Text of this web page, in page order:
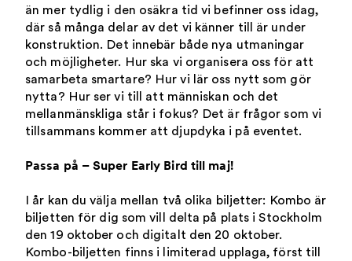
än mer tydlig i den osäkra tid vi befinner oss idag,
där så många delar av det vi känner till är under
konstruktion. Det innebär både nya utmaningar
och möjligheter. Hur ska vi organisera oss för att
samarbeta smartare? Hur vi lär oss nytt som gör
nytta? Hur ser vi till att människan och det
mellanmänskliga står i fokus? Det är frågor som vi
tillsammans kommer att djupdyka i på eventet.
Passa på – Super Early Bird till maj!
I år kan du välja mellan två olika biljetter: Kombo är
biljetten för dig som vill delta på plats i Stockholm
den 19 oktober och digitalt den 20 oktober.
Kombo-biljetten finns i limiterad upplaga, först till